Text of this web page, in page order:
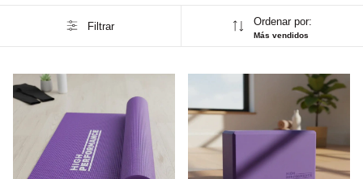
Filtrar Ordenar por:
Más vendidos